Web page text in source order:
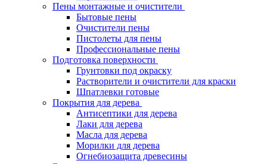
Пены монтажные и очистители
Бытовые пены
Очистители пены
Пистолеты для пены
Профессиональные пены
Подготовка поверхности
Грунтовки под окраску
Растворители и очистители для краски
Шпатлевки готовые
Покрытия для дерева
Антисептики для дерева
Лаки для дерева
Масла для дерева
Морилки для дерева
Огнебиозащита древесины